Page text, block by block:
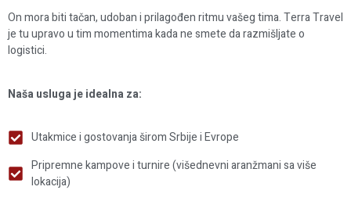
On mora biti tačan, udoban i prilagođen ritmu vašeg tima. Terra Travel
je tu upravo u tim momentima kada ne smete da razmišljate o
logistici.
Naša usluga je idealna za:
Utakmice i gostovanja širom Srbije i Evrope
Pripremne kampove i turnire (višednevni aranžmani sa više
lokacija)